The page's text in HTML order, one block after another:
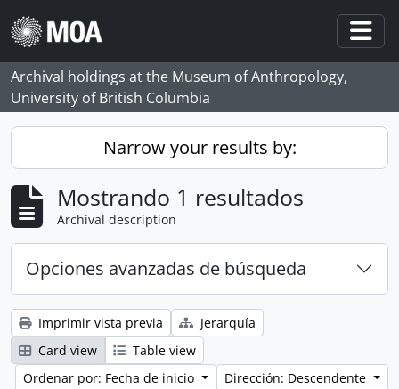
Skip to main content
Archival holdings at the Museum of Anthropology,
University of British Columbia
Narrow your results by:
Mostrando 1 resultados
Archival description
Opciones avanzadas de búsqueda
Imprimir vista previa
Jerarquía
Card view
Table view
Ordenar por: Fecha de inicio
Dirección: Descendente